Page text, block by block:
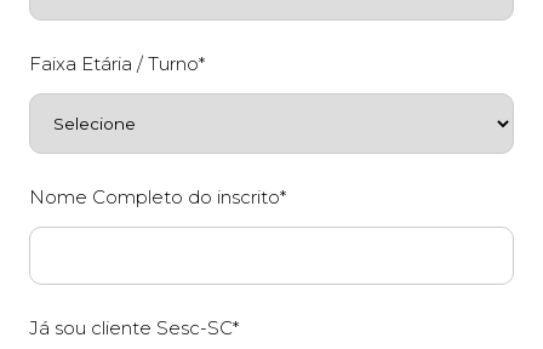
Faixa Etária / Turno*
Nome Completo do inscrito*
Já sou cliente Sesc-SC*